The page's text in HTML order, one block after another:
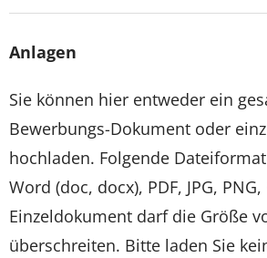
Anlagen
Sie können hier entweder ein
Bewerbungs-Dokument oder
hochladen. Folgende
Word (doc, docx), PDF, JPG, PNG,
Einzeldokument darf die Größe
überschreiten. Bitte laden Sie